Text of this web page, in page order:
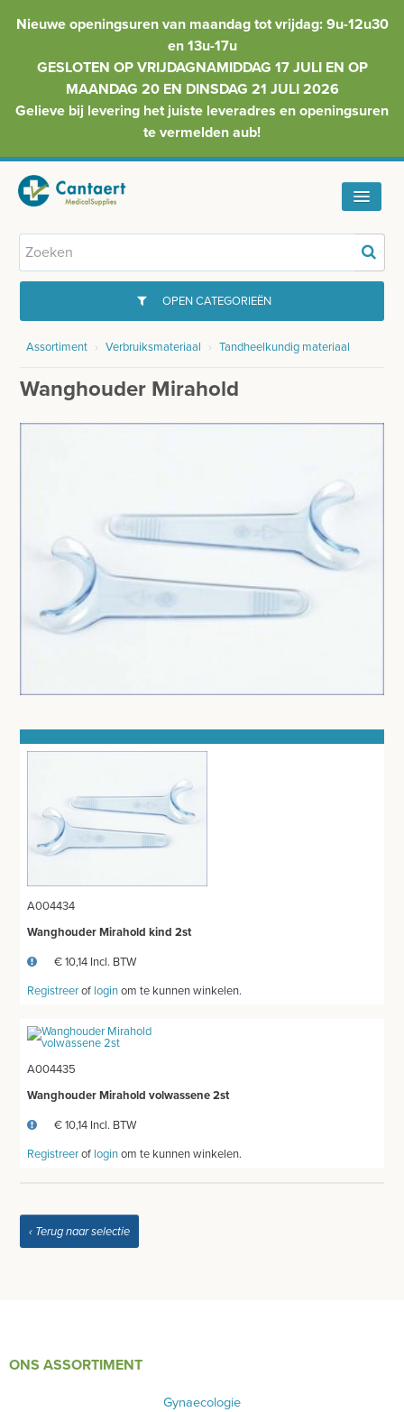
Nieuwe openingsuren van maandag tot vrijdag: 9u-12u30
en 13u-17u
GESLOTEN OP VRIJDAGNAMIDDAG 17 JULI EN OP
MAANDAG 20 EN DINSDAG 21 JULI 2026
Gelieve bij levering het juiste leveradres en openingsuren
te vermelden aub!
HOME
login
Prijzen
OPEN CATEGORIEËN
GYNAECOLOGIE
INJECTIEMATERIAAL
WOND- EN VERBANDMATERIAAL
OPERATIE-PROTECTIEMATERIAAL
THUISZORG
APPARATUUR EN DIAGNOSE
TANDHEELKUNDIG MATERIAAL
POLIERMATERIAAL
POLIERMATERIAAL/ZIRCATE
CRYO APPARATUUR
UROLOGIE - SONDE - AFZUIGING
FLESSEN - ZALFPOTTEN - BEKERS
VETERINAIR MATERIAAL
BENODIGDHEDEN ECHOGRAFIE
MEUBILAIR - INSTALLATIEMATERIAAL
Assortiment › Verbruiksmateriaal › Tandheelkundig materiaal
Wanghouder Mirahold
A004434
Wanghouder Mirahold kind 2st
€ 10,14 Incl. BTW
Registreerof loginom te kunnen winkelen.
A004435
Wanghouder Mirahold volwassene 2st
€ 10,14 Incl. BTW
Registreerof loginom te kunnen winkelen.
‹ Terug naar selectie
ONS ASSORTIMENT
Gynaecologie